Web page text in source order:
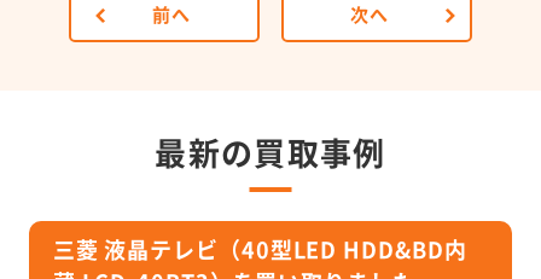
前へ 次へ
最新の買取事例
三菱 液晶テレビ（40型LED HDD&BD内